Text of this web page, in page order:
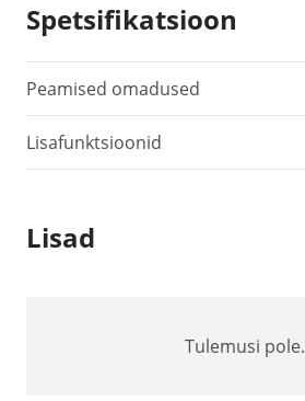
kogus
Spetsifikatsioon
Peamised omadused
Lisafunktsioonid
Lisad
Tulemusi pole.